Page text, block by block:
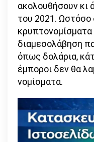
ακολουθήσουν κι
του 2021.
κρυπτονομίσματα
διαμεσολάβηση
όπως δολάρια,
έμποροι δεν θα
νομίσματα.